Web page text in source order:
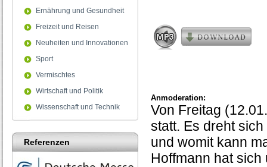
Ernährung und Gesundheit
Freizeit und Reisen
Neuheiten und Innovationen
Sport
Vermischtes
Wirtschaft und Politik
Wissenschaft und Technik
Referenzen
seconds
Anmoderation:
Von Freitag
statt. Es dreht
und womit kann
Hoffmann hat sich